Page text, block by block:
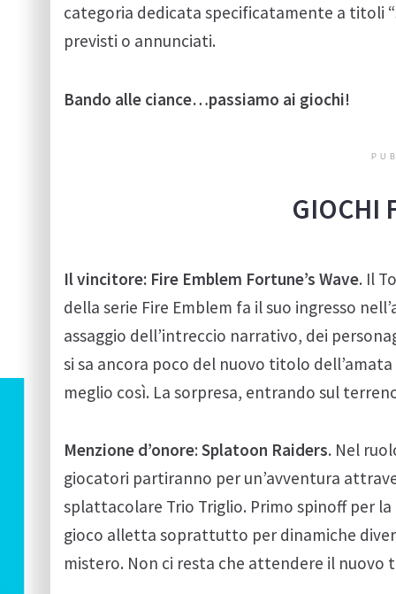
categoria dedicata specificatamente a titoli
previsti o annunciati.
Bando alle ciance…passiamo ai giochi!
GIOCHI
Il vincitore: Fire Emblem Fortune’s Wave. Il
della serie Fire Emblem fa il suo ingresso
assaggio dell’intreccio narrativo, dei
si sa ancora poco del nuovo titolo
meglio così. La sorpresa, entrando sul
Menzione d’onore: Splatoon Raiders. Nel
giocatori partiranno per un’avventura
splattacolare Trio Triglio. Primo spinoff per
gioco alletta soprattutto per dinamiche
mistero. Non ci resta che attendere il nuovo